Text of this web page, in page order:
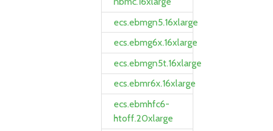
ecs.ebmgn5.16xlarge
ecs.ebmg6x.16xlarge
ecs.ebmgn5t.16xlarge
ecs.ebmr6x.16xlarge
ecs.ebmhfc6-
htoff.20xlarge